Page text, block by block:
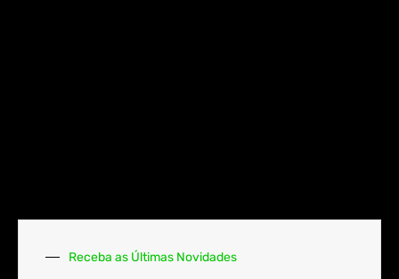
Receba as Últimas Novidades